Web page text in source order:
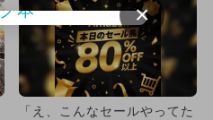
「え、こんなセールやってた
×